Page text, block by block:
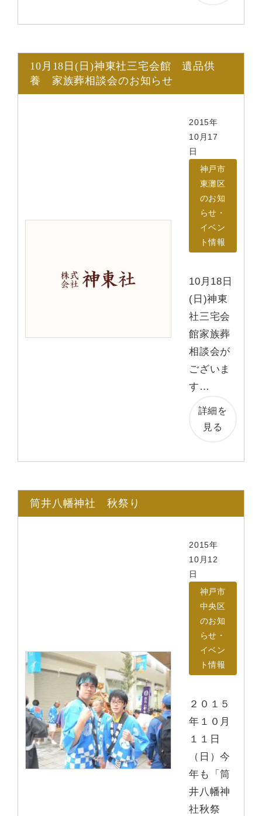
10月18日(日)神東社三宅会館 遺品供
養 家族葬相談会のお知らせ
2015年
10月17
日
神戸市
東灘区
のお知
らせ・
イベン
ト情報
10月18日
(日)神東
社三宅会
館家族葬
相談会が
ございま
す…
詳細を
見る
筒井八幡神社 秋祭り
2015年
10月12
日
神戸市
中央区
のお知
らせ・
イベン
ト情報
２０１５
年１０月
１１日
（日）今
年も「筒
井八幡神
社秋祭